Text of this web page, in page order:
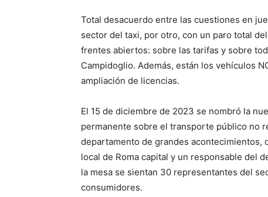
Total desacuerdo entre las cuestiones en
sector del taxi, por otro, con un paro total
frentes abiertos: sobre las tarifas y sobre
Campidoglio. Además, están los vehículos
ampliación de licencias.
El 15 de diciembre de 2023 se nombró la
permanente sobre el transporte público no
departamento de grandes acontecimientos,
local de Roma capital y un responsable del
la mesa se sientan 30 representantes del
consumidores.